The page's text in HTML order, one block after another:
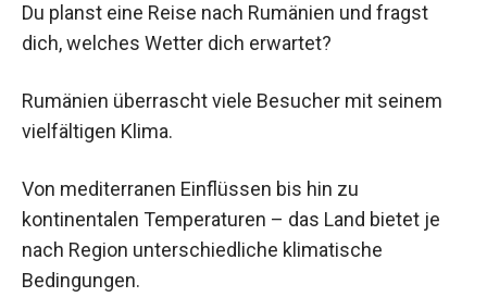
Du planst eine Reise nach Rumänien und fragst
dich, welches Wetter dich erwartet?
Rumänien überrascht viele Besucher mit seinem
vielfältigen Klima.
Von mediterranen Einflüssen bis hin zu
kontinentalen Temperaturen – das Land bietet je
nach Region unterschiedliche klimatische
Bedingungen.